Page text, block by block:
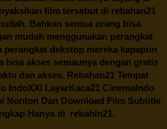
film tersebut di rebahan21
Bahkan semua orang bisa
mudah menggunakan perangkat
perangkat dekstop mereka kapapun
bisa akses semaunya dengan gratis
dan akses. Rebahan21 Tempat
IndoXXI LayarKaca21 CinemaIndo
Nonton Dan Download Film Subtitle
Hanya di rebahin21.